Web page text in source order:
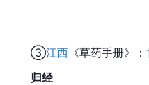
③江西 《草药手册》
归经